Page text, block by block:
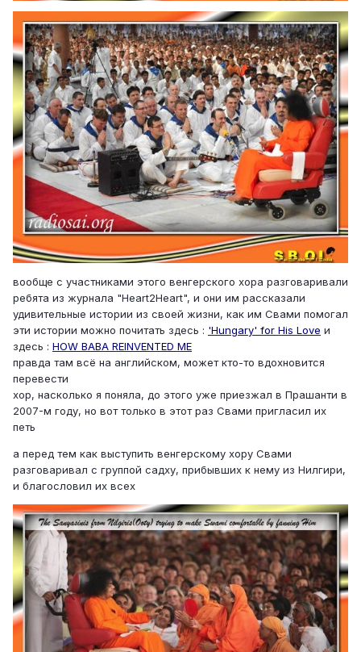
вообще с участниками этого венгерского хора разговаривали
ребята из журнала "Heart2Heart", и они им рассказали
удивительные истории из своей жизни, как им Свами помогал
эти истории можно почитать здесь : 'Hungary' for His Love и
здесь : HOW BABA REINVENTED ME
правда там всё на английском, может кто-то вдохновится
перевести
хор, насколько я поняла, до этого уже приезжал в Прашанти в
2007-м году, но вот только в этот раз Свами пригласил их
петь
а перед тем как выступить венгерскому хору Свами
разговаривал с группой садху, прибывших к нему из Нилгири,
и благословил их всех